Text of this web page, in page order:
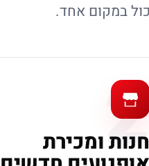
במקום אחד.
2
חנות ומכירת